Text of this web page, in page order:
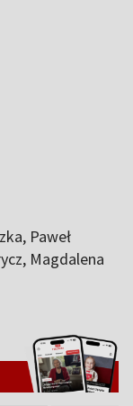
Paweł
Magdalena